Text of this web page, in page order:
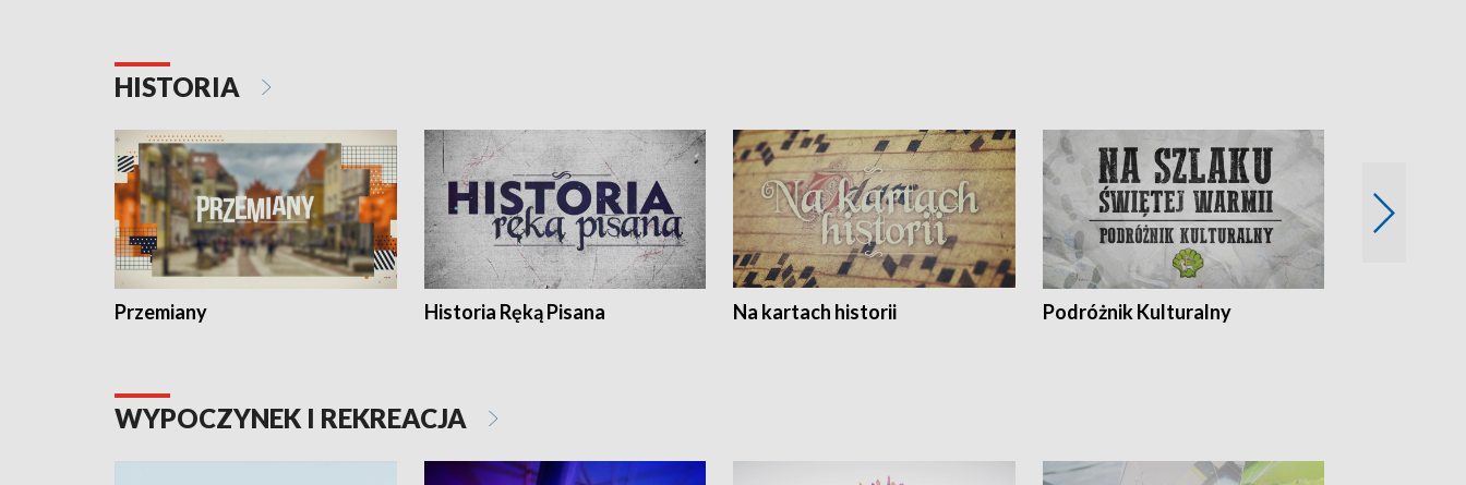
HISTORIA
Przemiany Historia Ręką Pisana Na kartach historii Podróżnik Kulturalny
WYPOCZYNEK I REKREACJA